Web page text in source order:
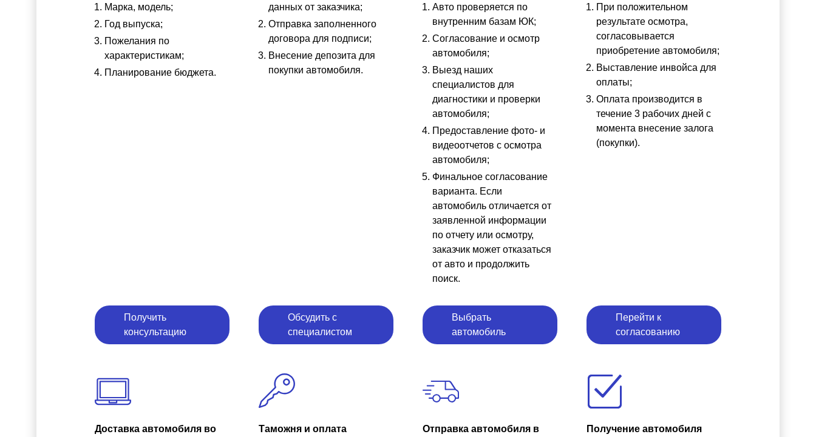
Марка, модель;
Год выпуска;
Пожелания по
характеристикам;
Планирование бюджета.
Получить
консультацию
данных от заказчика;
Отправка заполненного
договора для подписи;
Внесение депозита для
покупки автомобиля.
Обсудить с
специалистом
Авто проверяется по
внутренним базам ЮК;
Согласование и осмотр
автомобиля;
Выезд наших
специалистов для
диагностики и проверки
автомобиля;
Предоставление фото- и
видеоотчетов с осмотра
автомобиля;
Финальное согласование
варианта. Если
автомобиль отличается от
заявленной информации
по отчету или осмотру,
заказчик может отказаться
от авто и продолжить
поиск.
Выбрать
автомобиль
При положительном
результате осмотра,
согласовывается
приобретение автомобиля;
Выставление инвойса для
оплаты;
Оплата производится в
течение 3 рабочих дней с
момента внесение залога
(покупки).
Перейти к
согласованию
Доставка автомобиля во
Таможня и оплата
Отправка автомобиля в
Получение автомобиля